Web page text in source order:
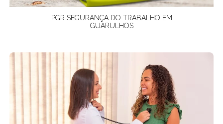
PGR SEGURANÇA DO TRABALHO EM
GUARULHOS